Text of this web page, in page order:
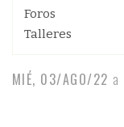
Foros
Talleres
MIÉ, 03/AGO/22 a